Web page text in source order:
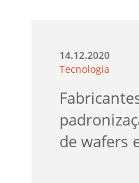
14.12.2020
Tecnologia
de wafers